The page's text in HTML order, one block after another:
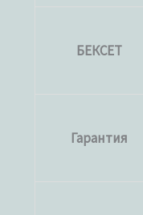
БЕКСЕТ
Гарантия